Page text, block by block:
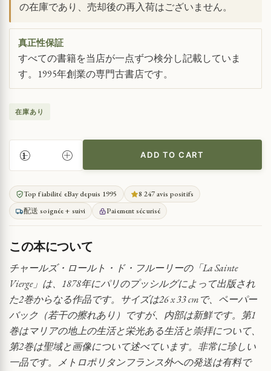
の在庫であり、売却後の再入荷はございません。
真正性保証
すべての書籍を当店が一点ずつ検分し記載していま
す。1995年創業の専門古書店です。
在庫あり
古
学
的・
図
像
的
研
究
QUANTITY
ADD TO CART
Top fiabilité eBay depuis 1995
8 247 avis positifs
配送 soignée + suivi
Paiement sécurisé
この本について
チャールズ・ロールト・ド・フルーリーの「La Sainte
Vierge」は、1878年にパリのプッシルグによって出版され
た2巻からなる作品です。サイズは26 x 33 cmで、ペーパー
バック（若干の擦れあり）ですが、内部は新鮮です。第1
巻はマリアの地上の生活と栄光ある生活と崇拝について、
第2巻は聖域と画像について述べています。非常に珍しい
一品です。メトロポリタンフランス外への発送は有料で